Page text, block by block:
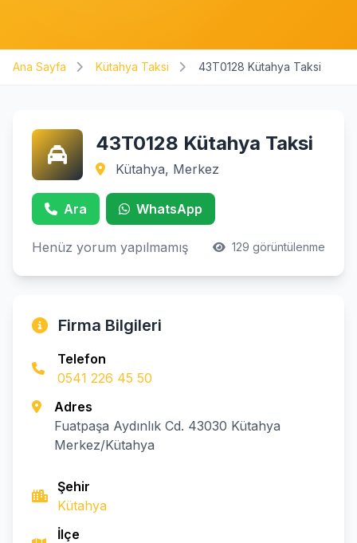
Ana Sayfa Kütahya Taksi 43T0128 Kütahya Taksi
43T0128 Kütahya Taksi
Kütahya, Merkez
Ara WhatsApp
Henüz yorum yapılmamış 129 görüntülenme
Firma Bilgileri
Telefon
0541 226 45 50
Adres
Fuatpaşa Aydınlık Cd. 43030 Kütahya
Merkez/Kütahya
Şehir
Kütahya
İlçe